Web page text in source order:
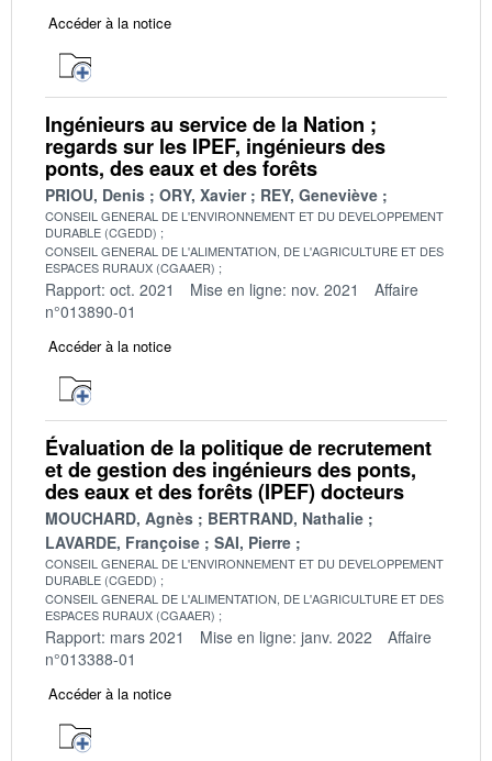
Accéder à la notice
Ingénieurs au service de la Nation ;
regards sur les IPEF, ingénieurs des
ponts, des eaux et des forêts
PRIOU, Denis ORY, Xavier REY, Geneviève
CONSEIL GENERAL DE L'ENVIRONNEMENT ET DU DEVELOPPEMENT
DURABLE (CGEDD)
CONSEIL GENERAL DE L'ALIMENTATION, DE L'AGRICULTURE ET DES
ESPACES RURAUX (CGAAER)
Rapport: oct. 2021 Mise en ligne: nov. 2021
Affaire
n°013890-01
Accéder à la notice
Évaluation de la politique de recrutement
et de gestion des ingénieurs des ponts,
des eaux et des forêts (IPEF) docteurs
MOUCHARD, Agnès
BERTRAND, Nathalie
LAVARDE, Françoise
SAI, Pierre
CONSEIL GENERAL DE L'ENVIRONNEMENT ET DU DEVELOPPEMENT
DURABLE (CGEDD)
CONSEIL GENERAL DE L'ALIMENTATION, DE L'AGRICULTURE ET DES
ESPACES RURAUX (CGAAER)
Rapport: mars 2021 Mise en ligne: janv. 2022
Affaire
n°013388-01
Accéder à la notice